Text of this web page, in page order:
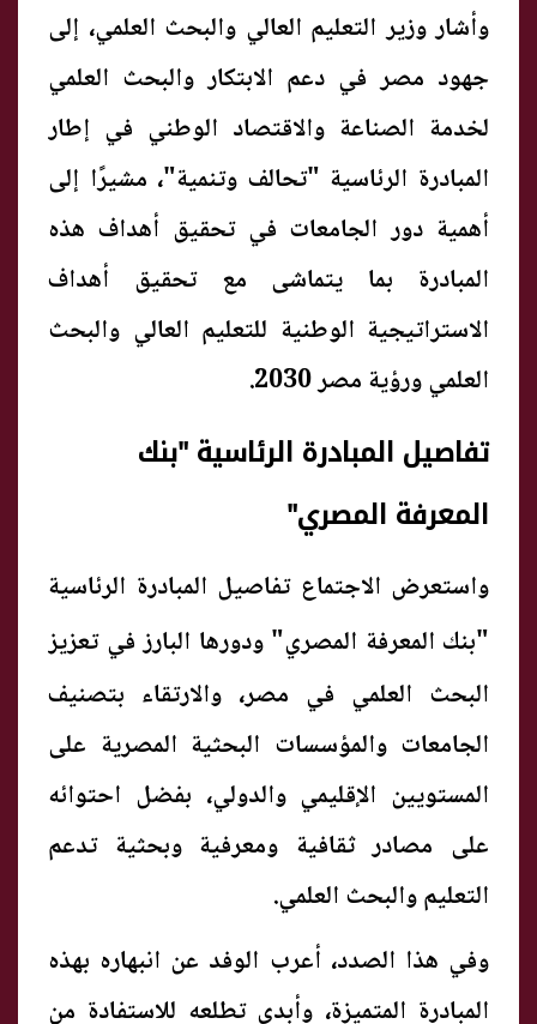
وأشار وزير التعليم العالي والبحث العلمي، إلى
جهود مصر في دعم الابتكار والبحث العلمي
لخدمة الصناعة والاقتصاد الوطني في إطار
المبادرة الرئاسية "تحالف وتنمية"، مشيرًا إلى
أهمية دور الجامعات في تحقيق أهداف هذه
المبادرة بما يتماشى مع تحقيق أهداف
الاستراتيجية الوطنية للتعليم العالي والبحث
العلمي ورؤية مصر 2030.
تفاصيل المبادرة الرئاسية "بنك
المعرفة المصري"
واستعرض الاجتماعتفاصيل المبادرة الرئاسية
"بنك المعرفة المصري" ودورها البارز في تعزيز
البحث العلمي في مصر، والارتقاء بتصنيف
الجامعات والمؤسسات البحثية المصرية على
المستويين الإقليمي والدولي، بفضل احتوائه
على مصادر ثقافية ومعرفية وبحثية تدعم
التعليم والبحث العلمي.
وفي هذا الصدد، أعرب الوفد عن انبهاره بهذه
المبادرة المتميزة، وأبدى تطلعه للاستفادة من